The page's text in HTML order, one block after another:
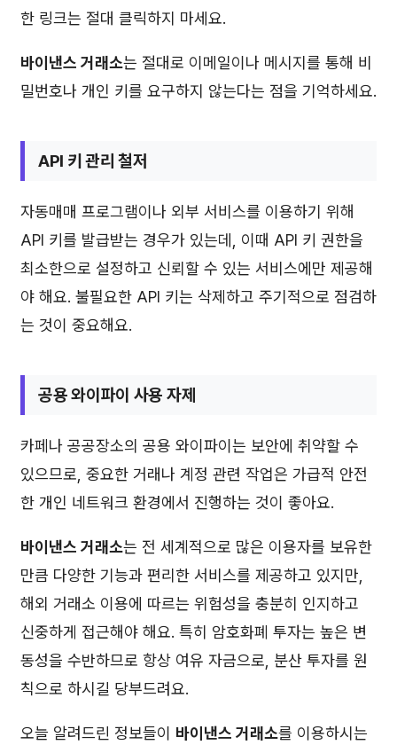
한 링크는 절대 클릭하지 마세요.
바이낸스 거래소는 절대로 이메일이나 메시지를 통해 비
밀번호나 개인 키를 요구하지 않는다는 점을 기억하세요.
API 키 관리 철저
자동매매 프로그램이나 외부 서비스를 이용하기 위해
API 키를 발급받는 경우가 있는데, 이때 API 키 권한을
최소한으로 설정하고 신뢰할 수 있는 서비스에만 제공해
야 해요. 불필요한 API 키는 삭제하고 주기적으로 점검하
는 것이 중요해요.
공용 와이파이 사용 자제
카페나 공공장소의 공용 와이파이는 보안에 취약할 수
있으므로, 중요한 거래나 계정 관련 작업은 가급적 안전
한 개인 네트워크 환경에서 진행하는 것이 좋아요.
바이낸스 거래소는 전 세계적으로 많은 이용자를 보유한
만큼 다양한 기능과 편리한 서비스를 제공하고 있지만,
해외 거래소 이용에 따르는 위험성을 충분히 인지하고
신중하게 접근해야 해요. 특히 암호화폐 투자는 높은 변
동성을 수반하므로 항상 여유 자금으로, 분산 투자를 원
칙으로 하시길 당부드려요.
오늘 알려드린 정보들이 바이낸스 거래소를 이용하시는